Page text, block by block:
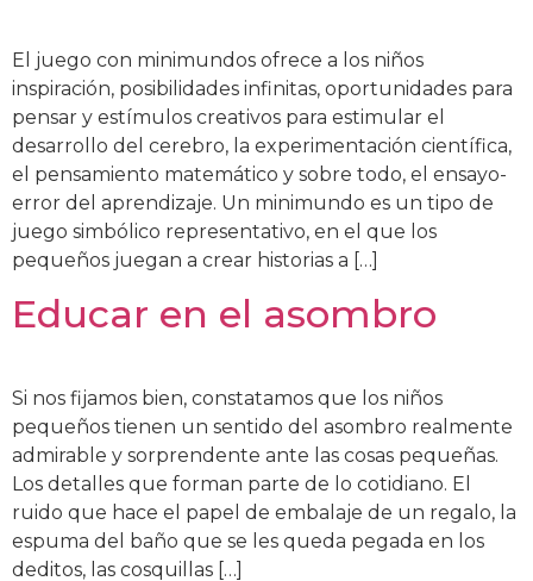
El juego con minimundos ofrece a los niños
inspiración, posibilidades infinitas, oportunidades para
pensar y estímulos creativos para estimular el
desarrollo del cerebro, la experimentación científica,
el pensamiento matemático y sobre todo, el ensayo-
error del aprendizaje. Un minimundo es un tipo de
juego simbólico representativo, en el que los
pequeños juegan a crear historias a […]
Educar en el asombro
Si nos fijamos bien, constatamos que los niños
pequeños tienen un sentido del asombro realmente
admirable y sorprendente ante las cosas pequeñas.
Los detalles que forman parte de lo cotidiano. El
ruido que hace el papel de embalaje de un regalo, la
espuma del baño que se les queda pegada en los
deditos, las cosquillas […]